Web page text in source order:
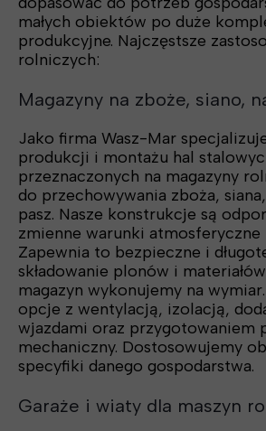
małych obiektów po duże
produkcyjne. Najczęstsze
rolniczych:
Magazyny na zboże, siano,
Jako firma Wasz-Mar
produkcji i montażu hal
przeznaczonych na magazyny
do przechowywania zboża,
pasz. Nasze konstrukcje są
zmienne warunki atmosferyczne
Zapewnia to bezpieczne i
składowanie plonów i
magazyn wykonujemy na
opcje z wentylacją, izolacją,
wjazdami oraz przygotowaniem
mechaniczny. Dostosowujemy
specyfiki danego gospodarstwa.
Garaże i wiaty dla maszyn